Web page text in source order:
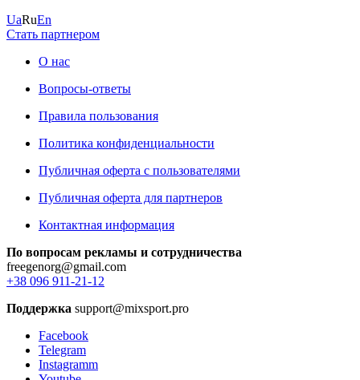
UaRuEn
Стать партнером
О нас
Вопросы-ответы
Правила пользования
Политика конфиденциальности
Публичная оферта с пользователями
Публичная оферта для партнеров
Контактная информация
По вопросам рекламы и сотрудничества
freegenorg@gmail.com
+38 096 911-21-12
Поддержка support@mixsport.pro
Facebook
Telegram
Instagramm